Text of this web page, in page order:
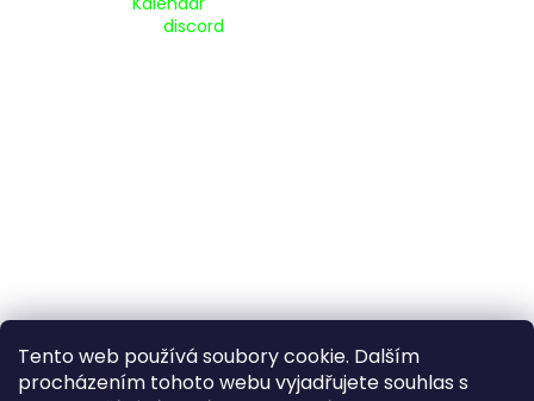
Tento web používá soubory cookie. Dalším
procházením tohoto webu vyjadřujete souhlas s
discord